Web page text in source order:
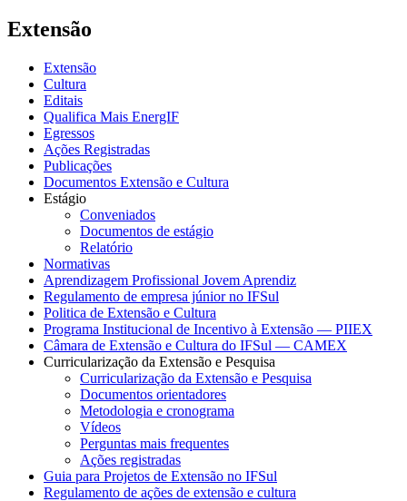
Extensão
Extensão
Cultura
Editais
Qualifica Mais EnergIF
Egressos
Ações Registradas
Publicações
Documentos Extensão e Cultura
Estágio
Conveniados
Documentos de estágio
Relatório
Normativas
Aprendizagem Profissional Jovem Aprendiz
Regulamento de empresa júnior no IFSul
Politica de Extensão e Cultura
Programa Institucional de Incentivo à Extensão — PIIEX
Câmara de Extensão e Cultura do IFSul — CAMEX
Curricularização da Extensão e Pesquisa
Curricularização da Extensão e Pesquisa
Documentos orientadores
Metodologia e cronograma
Vídeos
Perguntas mais frequentes
Ações registradas
Guia para Projetos de Extensão no IFSul
Regulamento de ações de extensão e cultura